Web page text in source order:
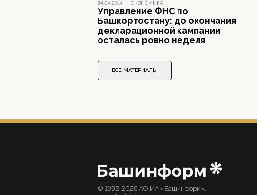
24.04.2014 | ЭКОНОМИКА
Управление ФНС по
Башкортостану: до окончания
декларационной кампании
осталась ровно неделя
ВСЕ МАТЕРИАЛЫ
© 1992-2026 АО ИА «Башинформ».